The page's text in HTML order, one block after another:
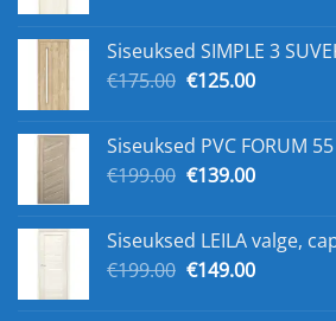
€159.00.€109.00.
Siseuksed SIMPLE 3
€175.00 Algne
€175.00.
€125.00Praegune
€125.00.
Siseuksed PVC FORUM
€199.00 Algne
€199.00.
€139.00Praegune
€139.00.
Siseuksed LEILA valge,
€199.00 Algne
€149.00Praegune